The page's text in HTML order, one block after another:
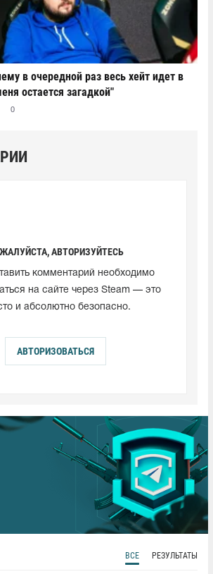
в очередной раз весь хейт идет в
остается загадкой"
0
АВТОРИЗУЙТЕСЬ
комментарий необходимо
на сайте через Steam — это
и абсолютно безопасно.
АВТОРИЗОВАТЬСЯ
ВСЕ РЕЗУЛЬТАТЫ